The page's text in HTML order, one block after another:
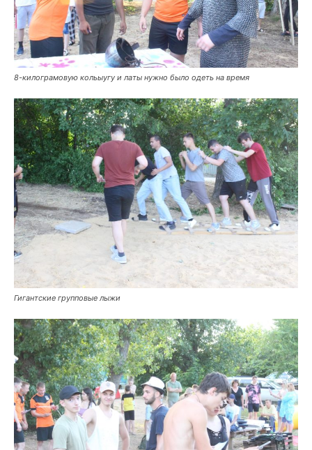
8-килограмовую кольыугу и латы нужно было одеть на время
Гигантские групповые лыжи